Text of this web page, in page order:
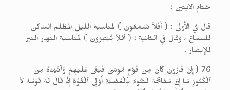
ختام الآيتين :
قال في الأولى : ( أَفَلاَ تَسْمَعُونَ ) لمناسبة الليل المظلم الساكن
للسماع ، وقال في الثانية : ( أَفلاَ تُبْصِرُونَ ) لمناسبة النهار النير
للإبصار .
76 ( إِنَّ قَارُونَ كَانَ مِن قَوْمِ مُوسَىٰ فَبَغَىٰ عَلَيْهِمْ وَآتَيْنَاهُ مِنَ
ٱلْكُنُوزِ مَآ إِنَّ مَفَاتِحَهُ لَتَنُوءُ بِٱلْعُصْبَةِ أُوْلِى ٱلْقُوَّةِ إِذْ قَالَ لَهُ قَوْمُهُ لاَ